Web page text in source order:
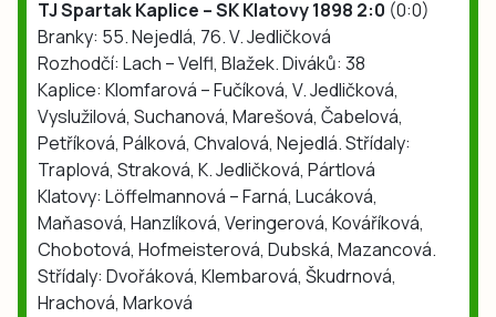
TJ Spartak Kaplice – SK Klatovy 1898 2:0 (0:0)
Branky: 55. Nejedlá, 76. V. Jedličková
Rozhodčí: Lach – Velfl, Blažek. Diváků: 38
Kaplice: Klomfarová – Fučíková, V. Jedličková,
Vyslužilová, Suchanová, Marešová, Čabelová,
Petříková, Pálková, Chvalová, Nejedlá. Střídaly:
Traplová, Straková, K. Jedličková, Pártlová
Klatovy: Löffelmannová – Farná, Lucáková,
Maňasová, Hanzlíková, Veringerová, Kováříková,
Chobotová, Hofmeisterová, Dubská, Mazancová.
Střídaly: Dvořáková, Klembarová, Škudrnová,
Hrachová, Marková